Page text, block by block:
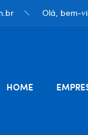
Olá, bem-
HOME